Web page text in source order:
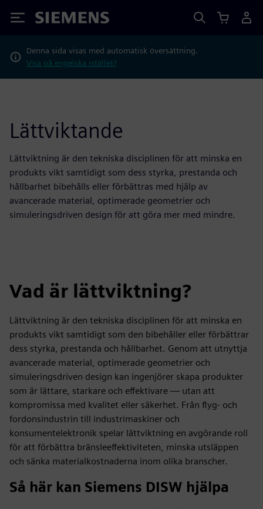
Siemens
Denna sida visas med automatisk översättning.
Visa på engelska istället?
Lättviktande
Lättviktning är den tekniska disciplinen för att minska en
produkts vikt samtidigt som dess styrka, prestanda och
hållbarhet bibehålls eller förbättras med hjälp av
avancerade material, optimerade geometrier och
simuleringsdriven design för att göra mer med mindre.
Vad är lättviktning?
Lättviktning är den tekniska disciplinen för att minska en
produkts vikt samtidigt som den bibehåller eller förbättrar
dess styrka, prestanda och hållbarhet. Genom att utnyttja
avancerade material, optimerade geometrier och
simuleringsdriven design kan ingenjörer skapa produkter
som är lättare, starkare och effektivare — utan att
kompromissa med kvalitet eller säkerhet. Från flyg- och
fordonsindustrin till industrimaskiner och
konsumentelektronik spelar lättviktning en avgörande roll
för att förbättra bränsleeffektiviteten, minska utsläppen
och sänka materialkostnaderna inom olika branscher.
Så här kan Siemens DISW hjälpa